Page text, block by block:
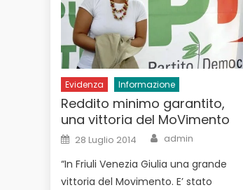
Evidenza Informazione
Reddito minimo garantito,
una vittoria del MoVimento
Posted
on
28 Luglio 2014 Author
admin
“In Friuli Venezia Giulia una grande
vittoria del Movimento. E’ stato